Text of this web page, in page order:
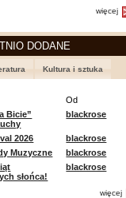
więcej
DODANE
Kultura i sztuka
Od
Bicie”
blackrose
2026
blackrose
Muzyczne
blackrose
słońca!
blackrose
więcej